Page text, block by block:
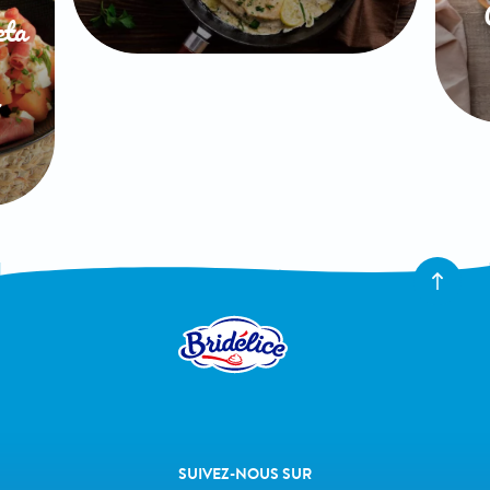
SUIVEZ-NOUS SUR